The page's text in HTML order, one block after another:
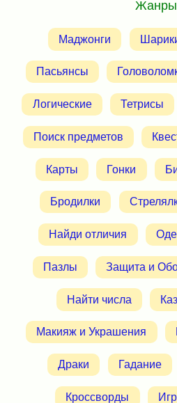
Жанры
Маджонги
Пасьянсы
Логические Тетрисы
Поиск предметов
Карты Гонки
Бродилки
Найди отличия
Пазлы Защита и
Найти числа
Макияж и Украшения
Драки Гадание
Кроссворды